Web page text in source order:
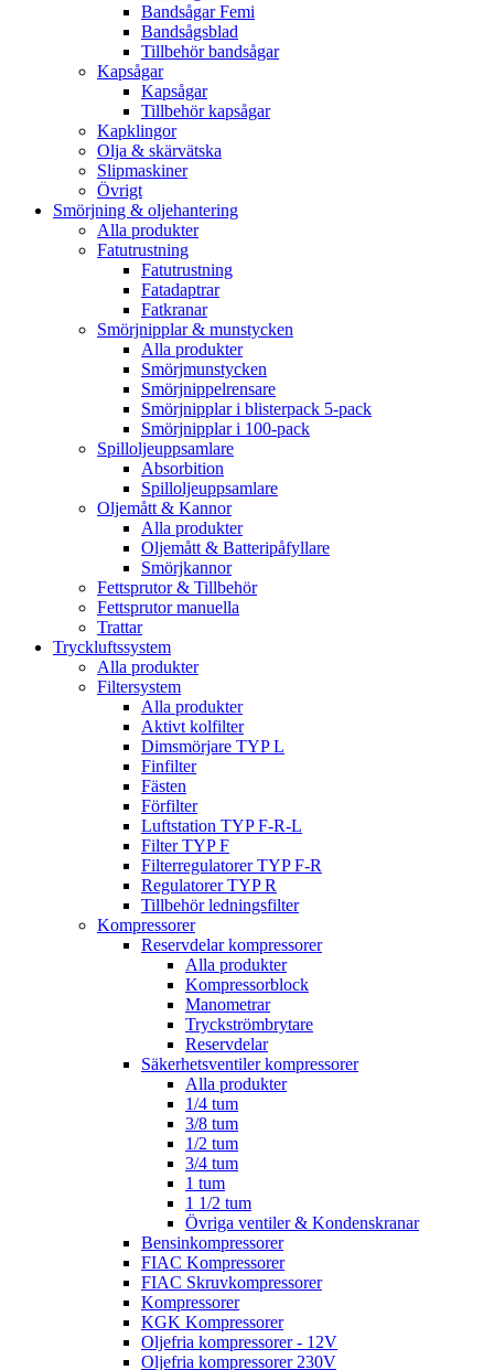
Bandsågar Femi
Bandsågsblad
Tillbehör bandsågar
Kapsågar
Kapsågar
Tillbehör kapsågar
Kapklingor
Olja & skärvätska
Slipmaskiner
Övrigt
Smörjning & oljehantering
Alla produkter
Fatutrustning
Fatutrustning
Fatadaptrar
Fatkranar
Smörjnipplar & munstycken
Alla produkter
Smörjmunstycken
Smörjnippelrensare
Smörjnipplar i blisterpack 5-pack
Smörjnipplar i 100-pack
Spilloljeuppsamlare
Absorbition
Spilloljeuppsamlare
Oljemått & Kannor
Alla produkter
Oljemått & Batteripåfyllare
Smörjkannor
Fettsprutor & Tillbehör
Fettsprutor manuella
Trattar
Tryckluftssystem
Alla produkter
Filtersystem
Alla produkter
Aktivt kolfilter
Dimsmörjare TYP L
Finfilter
Fästen
Förfilter
Luftstation TYP F-R-L
Filter TYP F
Filterregulatorer TYP F-R
Regulatorer TYP R
Tillbehör ledningsfilter
Kompressorer
Reservdelar kompressorer
Alla produkter
Kompressorblock
Manometrar
Tryckströmbrytare
Reservdelar
Säkerhetsventiler kompressorer
Alla produkter
1/4 tum
3/8 tum
1/2 tum
3/4 tum
1 tum
1 1/2 tum
Övriga ventiler & Kondenskranar
Bensinkompressorer
FIAC Kompressorer
FIAC Skruvkompressorer
Kompressorer
KGK Kompressorer
Oljefria kompressorer - 12V
Oljefria kompressorer 230V